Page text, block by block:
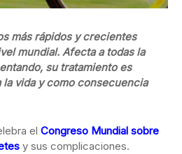
más rápidos y crecientes
mundial. Afecta a todas la
su tratamiento es
vida y como consecuencia
el Congreso Mundial sobre
y sus complicaciones.